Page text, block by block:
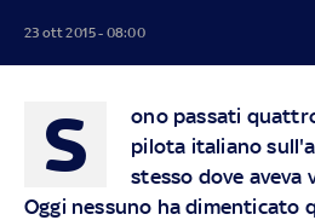
23 ott 2015 - 08:00
S
ono passati
pilota italiano
stesso dove aveva
Oggi nessuno ha dimenticato